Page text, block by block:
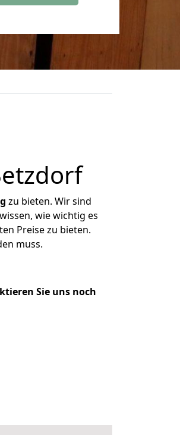
zu bieten. Wir sind
wie wichtig es
Preise zu bieten.
muss.
Sie uns noch